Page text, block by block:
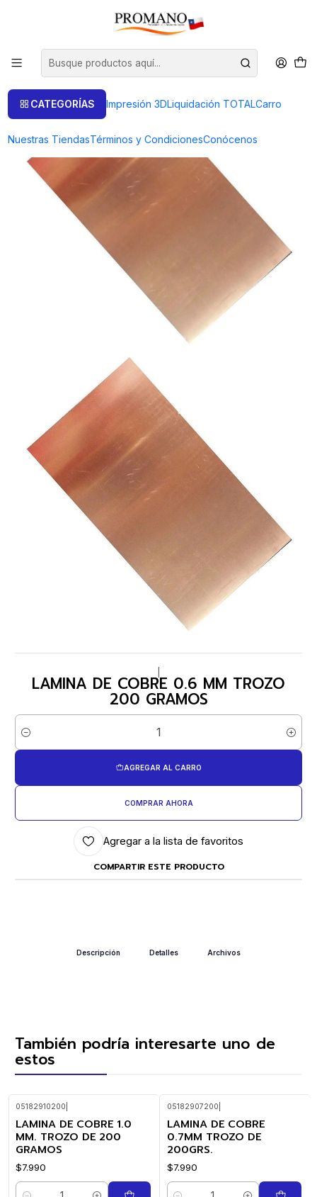
CATEGORÍAS Impresión 3DLiquidación TOTALCarro
Nuestras TiendasTérminos y CondicionesConócenos
Otros Metales Semielaborados Cobre
LAMINA DE COBRE 0.6 MM TROZO 200 GRAMOS
LAMINA DE COBRE 0.6 MM TROZO
200 GRAMOS
Cantidad
AGREGAR AL CARRO
COMPRAR AHORA
Agregar a la lista de favoritos
COMPARTIR ESTE PRODUCTO
Descripción Detalles Archivos
También podría interesarte uno de
estos
05182910200
LAMINA DE COBRE 1.0
MM. TROZO DE 200
GRAMOS
$7.990
05182907200
LAMINA DE COBRE
0.7MM TROZO DE
200GRS.
$7.990